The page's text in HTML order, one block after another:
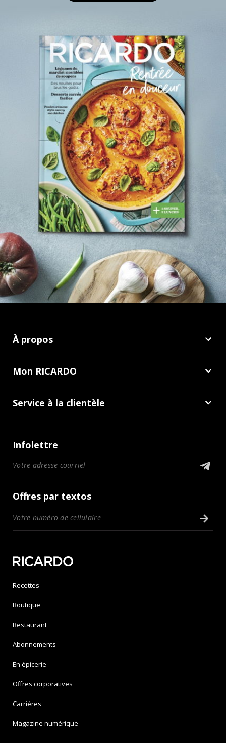
À propos
Mon RICARDO
Service à la clientèle
Infolettre
Offres par textos
Recettes
Boutique
Restaurant
Abonnements
En épicerie
Offres corporatives
Carrières
Magazine numérique